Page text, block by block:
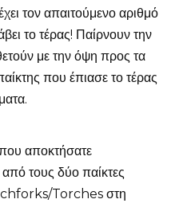
τον απαιτούμενο αριθμό
το τέρας! Παίρνουν την
με την όψη προς τα
που έπιασε το τέρας
που αποκτήσατε
τους δύο παίκτες
Torches στη